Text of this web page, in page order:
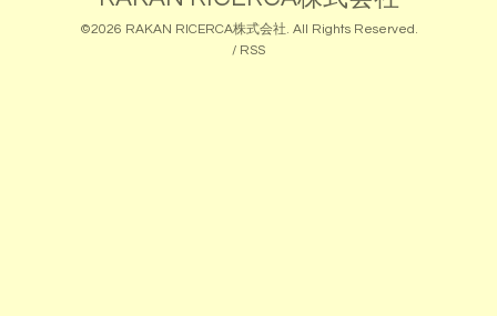
©2026 RAKAN RICERCA株式会社. All Rights Reserved.
/ RSS